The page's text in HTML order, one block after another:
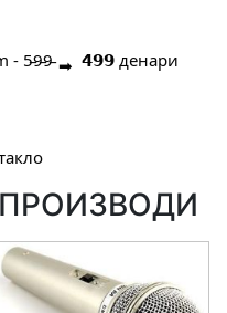
- 5̵9̵9̵ 𝟰𝟵𝟵 денари